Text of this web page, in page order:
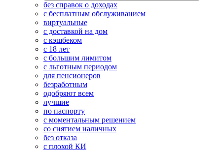
без справок о доходах
с бесплатным обслуживанием
виртуальные
с доставкой на дом
с кэшбеком
с 18 лет
с большим лимитом
с льготным периодом
для пенсионеров
безработным
одобряют всем
лучшие
по паспорту
с моментальным решением
со снятием наличных
без отказа
с плохой КИ